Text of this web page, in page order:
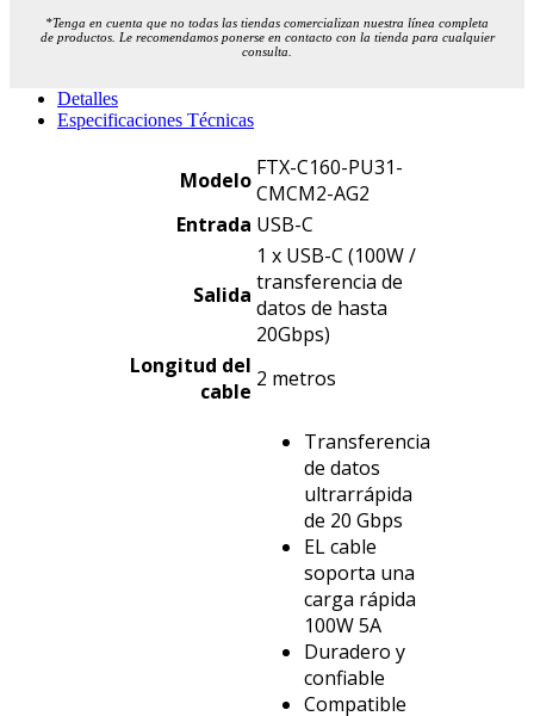
*Tenga en cuenta que no todas las tiendas comercializan nuestra línea completa
de productos. Le recomendamos ponerse en contacto con la tienda para cualquier
consulta.
Detalles
Especificaciones Técnicas
Modelo FTX-C160-PU31-
CMCM2-AG2
Entrada USB-C
Salida
1 x USB-C (100W /
transferencia de
datos de hasta
20Gbps)
Longitud del
cable 2 metros
Transferencia
de datos
ultrarrápida
de 20 Gbps
EL cable
soporta una
carga rápida
100W 5A
Duradero y
confiable
Compatible